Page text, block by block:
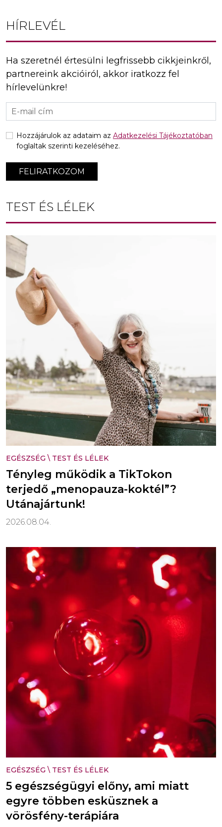
HÍRLEVÉL
Ha szeretnél értesülni legfrissebb cikkjeinkről,
partnereink akcióiról, akkor iratkozz fel
hírlevelünkre!
FELIRATKOZOM
Hozzájárulok az adataim az Adatkezelési Tájékoztatóban
foglaltak szerinti kezeléséhez.
TEST ÉS LÉLEK
EGÉSZSÉG \ TEST ÉS LÉLEK
Tényleg működik a TikTokon
terjedő „menopauza-koktél”?
Utánajártunk!
2026.08.04.
EGÉSZSÉG \ TEST ÉS LÉLEK
5 egészségügyi előny, ami miatt
egyre többen esküsznek a
vörösfény-terápiára